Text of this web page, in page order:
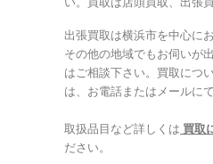
出張買取は横浜市を中心に
その他の地域でもお伺いが
はご相談下さい。買取につ
は、お電話またはメールに
取扱品目など詳しくは 買取
ださい。